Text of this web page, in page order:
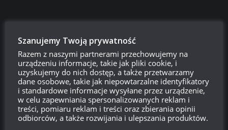
Szukaj:
Szanujemy Twoją prywatność
Razem z naszymi partnerami przechowujemy na
urządzeniu informacje, takie jak pliki cookie, i
uzyskujemy do nich dostęp, a także przetwarzamy
dane osobowe, takie jak niepowtarzalne identyfikatory
i standardowe informacje wysyłane przez urządzenie,
w celu zapewniania spersonalizowanych reklam i
treści, pomiaru reklam i treści oraz zbierania opinii
odbiorców, a także rozwijania i ulepszania produktów.